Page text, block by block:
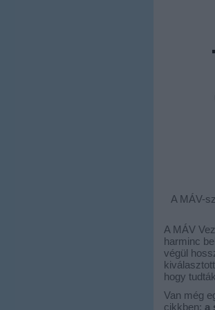
A MÁV-
A MÁV
harminc
végül
hogy
Van még
cikkben: a